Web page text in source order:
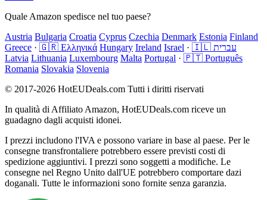
Quale Amazon spedisce nel tuo paese?
Austria Bulgaria Croatia Cyprus Czechia Denmark Estonia Finland
Greece · 🇬🇷 Ελληνικά Hungary Ireland Israel ·
🇮🇱 עברית
Latvia Lithuania Luxembourg Malta Portugal · 🇵🇹 Português
Romania Slovakia Slovenia
© 2017-2026 HotEUDeals.com Tutti i diritti riservati
In qualità di Affiliato Amazon, HotEUDeals.com riceve un
guadagno dagli acquisti idonei.
I prezzi includono l'IVA e possono variare in base al paese. Per le
consegne transfrontaliere potrebbero essere previsti costi di
spedizione aggiuntivi. I prezzi sono soggetti a modifiche. Le
consegne nel Regno Unito dall'UE potrebbero comportare dazi
doganali. Tutte le informazioni sono fornite senza garanzia.